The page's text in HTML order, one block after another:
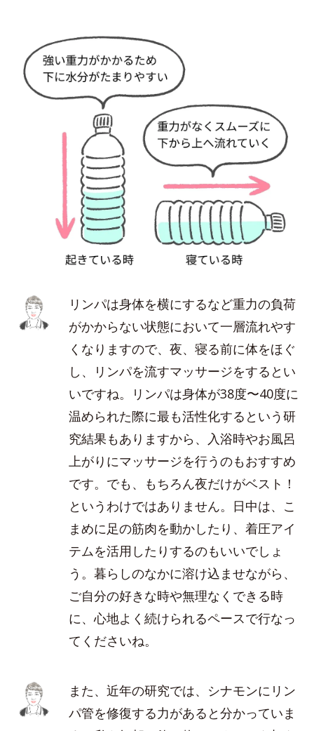
リンパは身体を横にするなど重力の負荷
がかからない状態において一層流れやす
くなりますので、夜、寝る前に体をほぐ
し、リンパを流すマッサージをするとい
いですね。リンパは身体が38度〜40度に
温められた際に最も活性化するという研
究結果もありますから、入浴時やお風呂
上がりにマッサージを行うのもおすすめ
です。でも、もちろん夜だけがベスト！
というわけではありません。日中は、こ
まめに足の筋肉を動かしたり、着圧アイ
テムを活用したりするのもいいでしょ
う。暮らしのなかに溶け込ませながら、
ご自分の好きな時や無理なくできる時
に、心地よく続けられるペースで行なっ
てくださいね。
また、近年の研究では、シナモンにリン
パ管を修復する力があると分かっていま